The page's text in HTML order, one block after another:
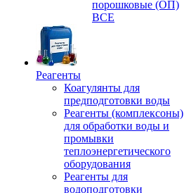
порошковые (ОП)
ВСЕ
Реагенты
Коагулянты для
предподготовки воды
Реагенты (комплексоны)
для обработки воды и
промывки
теплоэнергетического
оборудования
Реагенты для
водоподготовки